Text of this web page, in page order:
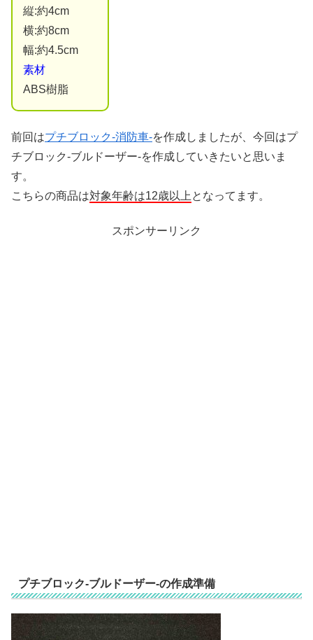
縦:約4cm
横:約8cm
幅:約4.5cm
素材
ABS樹脂
前回はプチブロック-消防車-を作成しましたが、今回はプ
チブロック-ブルドーザー-を作成していきたいと思いま
す。
こちらの商品は対象年齢は12歳以上 となってます。
スポンサーリンク
プチブロック-ブルドーザー-の作成準備